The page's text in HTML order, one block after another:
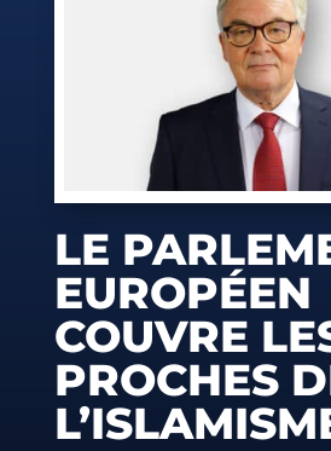
LE
EUROPÉEN
COUVRE
PROCHES